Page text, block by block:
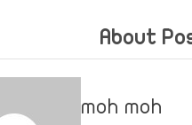
About
moh moh